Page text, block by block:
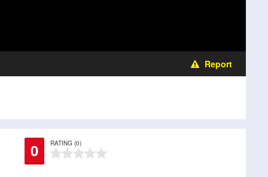
Report
0 RATING (0)